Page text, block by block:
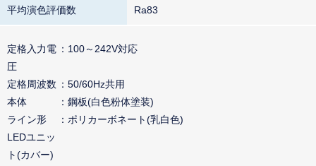
平均演色評価数 Ra83
定格入力電
圧
100～242V対応
定格周波数
50/60Hz共用
本体
鋼板(白色粉体塗装)
ライン形
LEDユニッ
ト(カバー)
ポリカーボネート(乳白色)